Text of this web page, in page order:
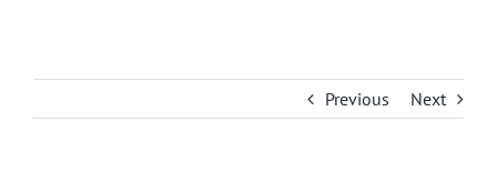
Previous Next